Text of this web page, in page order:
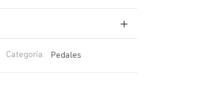
Categoría: Pedales